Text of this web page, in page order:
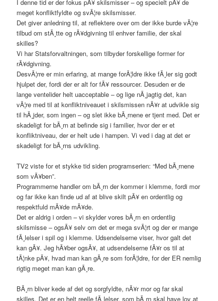
I denne tid er der fokus pÃ¥ skilsmisser – og specielt pÃ¥ de
meget konfliktfyldte og svÃ¦re skilsmisser.
Det giver anledning til, at reflektere over om der ikke burde vÃ¦re
tilbud om stÃ¸tte og rÃ¥dgivning til enhver familie, der skal
skilles?
Vi har Statsforvaltningen, som tilbyder forskellige former for
rÃ¥dgivning.
DesvÃ¦rre er min erfaring, at mange forÃ¦ldre ikke fÃ¸ler sig godt
hjulpet der, fordi der er alt for fÃ¥ ressourcer. Desuden er de
lange ventelider helt uacceptable – og lige nÃ¸jagtig det, kan
vÃ¦re med til at konfliktniveauet i skilsmissen nÃ¥r at udvikle sig
til hÃ¸jder, som ingen – og slet ikke bÃ¸rnene er tjent med. Det er
skadeligt for bÃ¸rn at befinde sig i familier, hvor der er et
konfliktniveau, der er helt ude i hampen. Vi ved i dag at det er
skadeligt for bÃ¸rns udvikling.
TV2 viste for et stykke tid siden programserien: “Med bÃ¸rnene
som vÃ¥ben”.
Programmerne handler om bÃ¸rn der kommer i klemme, fordi mor
og far ikke kan finde ud af at blive skilt pÃ¥ en ordentlig og
respektfuld mÃ¥de mÃ¥de.
Det er aldrig i orden – vi skylder vores bÃ¸rn en ordentlig
skilsmisse – ogsÃ¥ selv om det er mega svÃ¦rt og der er mange
fÃ¸lelser i spil og i klemme. Udsendelserne viser, hvor galt det
kan gÃ¥. Jeg hÃ¥ber ogsÃ¥, at udsendelserne fÃ¥r os til at
tÃ¦nke pÃ¥, hvad man kan gÃ¸re som forÃ¦ldre, for der ER nemlig
rigtig meget man kan gÃ¸re.
BÃ¸rn bliver kede af det og sorgfyldte, nÃ¥r mor og far skal
skilles. Det er en helt reelle fÃ¸lelser, som bÃ¸rn skal have lov at